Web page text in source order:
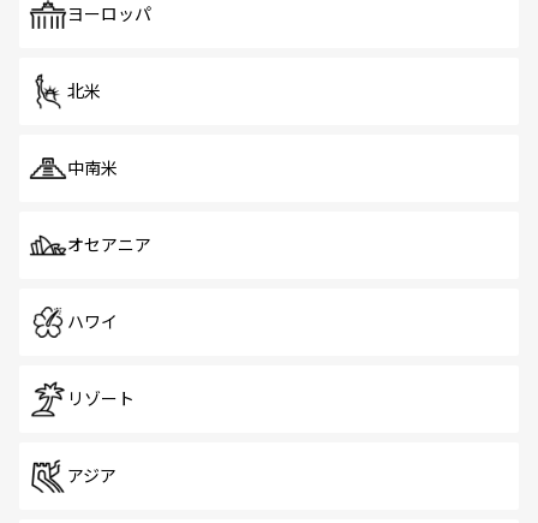
で、ホーカーズは地元の風情を楽しめる外せないスポット
ヨーロッパ
北米
中南米
オセアニア
ハワイ
リゾート
アジア